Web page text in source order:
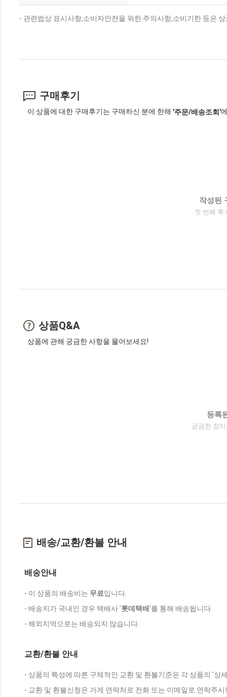
- 관련법상 표시사항,소비자안전을 위한 주의사항,소비기한 등은
구매후기
이 상품에 대한 구매후기는 구매하신 분에 한해 '주문/배송조회'
작성된
첫 번째 후
상품Q&A
상품에 관해 궁금한 사항을 물어보세요!
등록
궁금한 점
배송/교환/환불 안내
배송안내
- 이 상품의 배송비는 무료입니다.
- 배송지가 국내인 경우 택배사 '롯데택배'를 통해 배송됩니다.
- 해외지역으로는 배송되지 않습니다.
교환/환불 안내
- 상품의 특성에 따른 구체적인 교환 및 환불기준은 각 상품의 '상
- 교환 및 환불신청은 가게 연락처로 전화 또는 이메일로 연락주